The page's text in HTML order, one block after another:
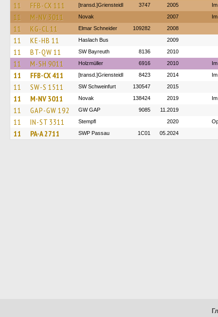
11 FFB-CX 111 [transd.]Griensteidl 3747 2005
11 M-NV 3011 Novak 2007
11 KG-CL 11 Elmar Schneider 109282 2008
11 KE-HB 11 Haslach Bus 2009
11 BT-QW 11 SW Bayreuth 8136 2010
11 M-SH 9011 Holzmüller 6916 2010
11 FFB-CX 411 [transd.]Griensteidl 8423 2014
11 SW-S 1511 SW Schweinfurt 130547 2015
11 M-NV 3011 Novak 138424 2019
11 GAP-GW 192 GW GAP 9085 11.2019
11 IN-ST 3311 Stempfl 2020
11 PA-A 2711 SWP Passau 1C01 05.2024